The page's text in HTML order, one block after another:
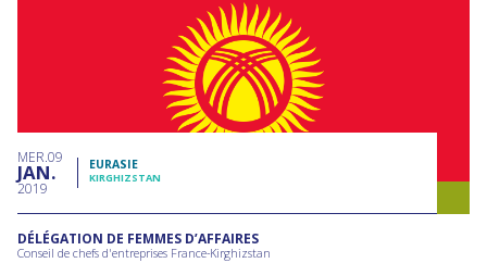
MER 09
JAN
2019
EURASIE
KIRGHIZSTAN
DÉLÉGATION DE FEMMES D’AFFAIRES
Conseil de chefs d'entreprises France-Kirghizstan